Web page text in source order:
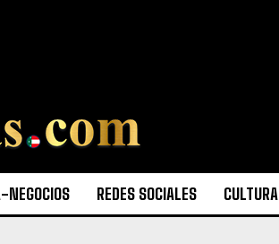
NEGOCIOS REDES SOCIALES CULTURA